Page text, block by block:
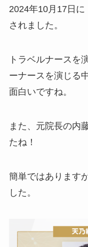
2024年10月17日
されました。
トラベルナースを
ーナースを演じる
面白いですね。
また、元院長の内
たね！
簡単ではあります
した。